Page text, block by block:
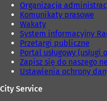
Organizacja
Komunikaty prasowe
Wakaty
System informacyjny
Przetargi publiczne
Portal usługowy (usługi
Zapisz się do naszego
Ustawienia ochrony
City Service